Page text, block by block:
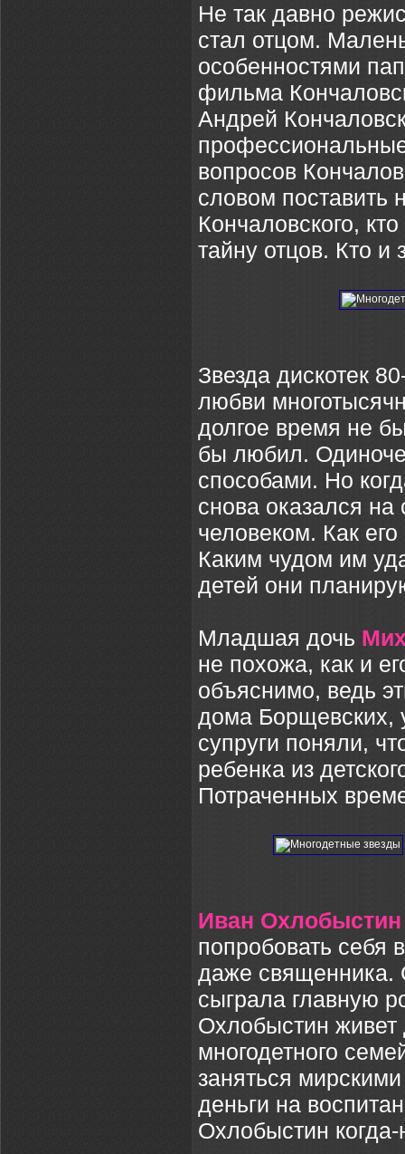
Не так давно
стал отцом.
особенностями
фильма
Андрей
вопросов
словом поставить
Кончаловского,
тайну отцов. Кто и
Звезда дискотек
любви
долгое время не
бы любил.
способами. Но
снова оказался
человеком. Как
Каким чудом им
детей они
Младшая дочь
не похожа, как и
объяснимо, ведь
дома Борщевских,
супруги поняли,
ребенка из
Потраченных
Иван Охлобыстин
попробовать себя
даже священника.
сыграла главную
Охлобыстин живет
многодетного
заняться
деньги на
Охлобыстин